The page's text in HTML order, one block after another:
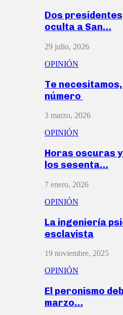
Dos
oculta a San…
29 julio, 2026
OPINIÓN
Te
número
3 marzo, 2026
OPINIÓN
Horas oscuras
los sesenta…
7 enero, 2026
OPINIÓN
La ingeniería
esclavista
19 noviembre, 2025
OPINIÓN
El peronismo
marzo…